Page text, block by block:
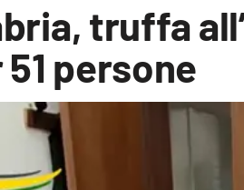
truffa
persone